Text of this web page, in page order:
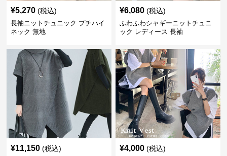
¥5,270 (税込)
長袖ニットチュニック プチハイ
ネック 無地
¥6,080 (税込)
ふわふわシャギーニットチュニ
ック レディース 長袖
¥11,150 (税込) ¥4,000 (税込)